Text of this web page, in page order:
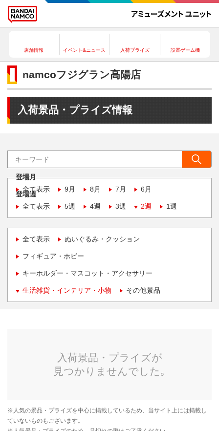
店舗情報 イベント&ニュース 入荷プライズ 設置ゲーム機
namcoフジグラン高陽店
入荷景品・プライズ情報
登場月
全て表示
9月 8月 7月 6月
登場週
全て表示
5週 4週 3週 2週 1週
全て表示 ぬいぐるみ・クッション
フィギュア・ホビー
キーホルダー・マスコット・アクセサリー
生活雑貨・インテリア・小物 その他景品